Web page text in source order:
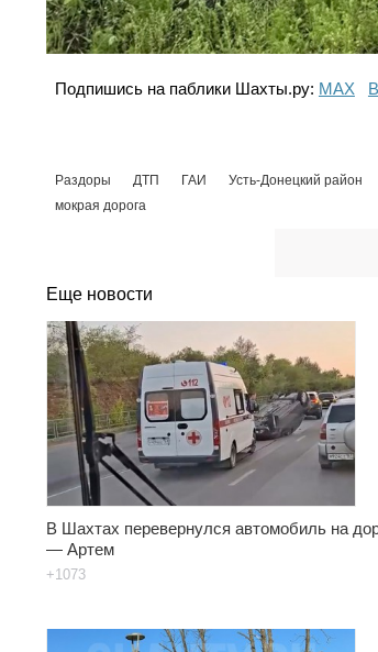
Подпишись на паблики Шахты.ру: МАХ
Раздоры ДТП ГАИ Усть-Донецкий район
мокрая дорога
Еще новости
В Шахтах перевернулся автомобиль на
— Артем
+1073